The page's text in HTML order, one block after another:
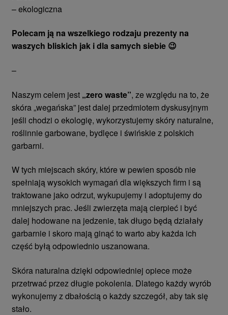
– ekologiczna
Polecam ją na wszelkiego rodzaju prezenty na
waszych bliskich jak i dla samych siebie 😉
–
Naszym celem jest „zero waste”, ze względu na to, że
skóra „wegańska” jest dalej przedmiotem dyskusyjnym
jeśli chodzi o ekologię, wykorzystujemy skóry naturalne,
roślinnie garbowane, bydlęce i świńskie z polskich
garbarni.
W tych miejscach skóry, które w pewien sposób nie
spełniają wysokich wymagań dla większych firm i są
traktowane jako odrzut, wykupujemy i adoptujemy do
mniejszych prac. Jeśli zwierzęta mają cierpieć i być
dalej hodowane na jedzenie, tak długo będą działały
garbarnie i skoro mają ginąć to warto aby każda ich
część byłą odpowiednio uszanowana.
Skóra naturalna dzięki odpowiedniej opiece może
przetrwać przez długie pokolenia. Dlatego każdy wyrób
wykonujemy z dbałością o każdy szczegół, aby tak się
stało.